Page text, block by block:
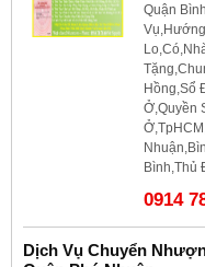
Quận
Hồng,Sổ
Ở,Quyền
Bình,Thủ
0914
Dịch Vụ Chuyển